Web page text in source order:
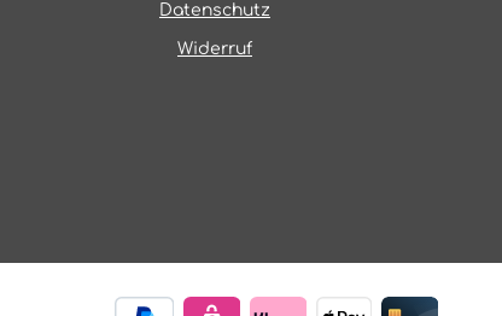
Datenschutz
Widerruf